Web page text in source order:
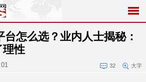
怎么选？业内人士揭秘：
理性
32 大字